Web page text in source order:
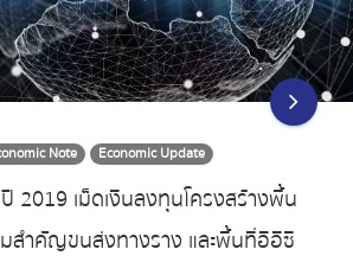
Note Economic Update
2019 เม็ดเงินลงทุนโครงสร้างพื้น
สำคัญขนส่งทางราง และพื้นที่อีอีซี